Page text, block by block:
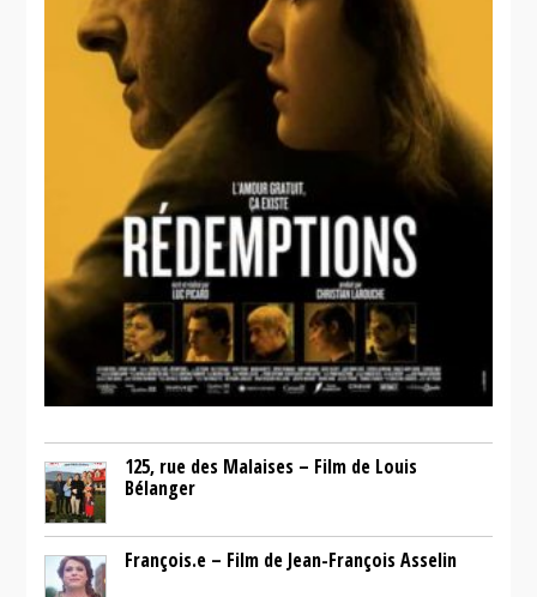
125, rue des Malaises – Film de Louis
Bélanger
François.e – Film de Jean-François Asselin